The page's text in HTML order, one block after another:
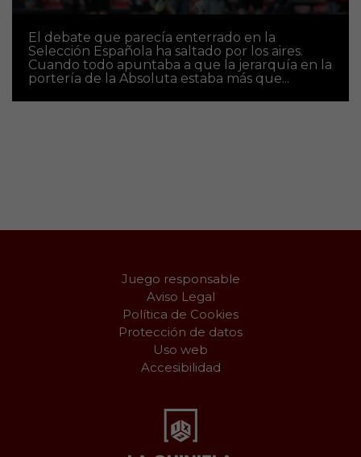
El debate que parecía enterrado en la
Selección Española ha saltado por los aires.
Cuando todo apuntaba a que la jerarquía en la
portería de la Absoluta estaba más que...
Juego responsable
Aviso Legal
Política de Cookies
Protección de datos
Uso web
Accesibilidad